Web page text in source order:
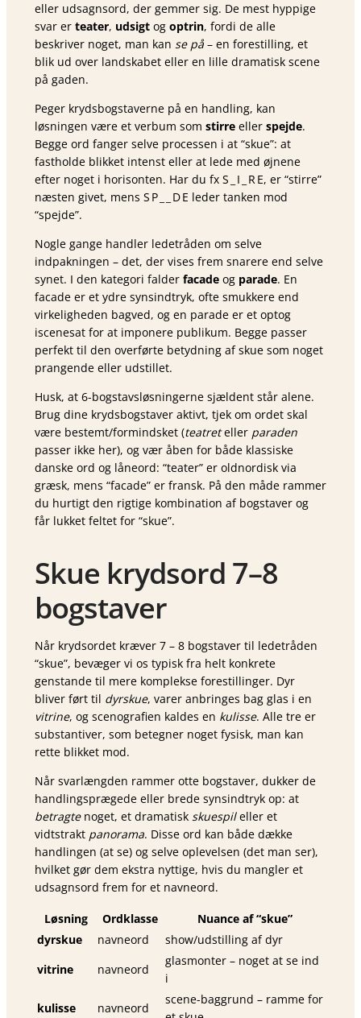
eller udsagnsord, der gemmer sig. De mest hyppige
svar er teater, udsigt og optrin, fordi de alle
beskriver noget, man kan se på – en forestilling, et
blik ud over landskabet eller en lille dramatisk scene
på gaden.
Peger krydsbogstaverne på en handling, kan
løsningen være et verbum som stirre eller spejde.
Begge ord fanger selve processen i at “skue”: at
fastholde blikket intenst eller at lede med øjnene
efter noget i horisonten. Har du fx S _ I _ R E, er “stirre”
næsten givet, mens S P _ _ D E leder tanken mod
“spejde”.
Nogle gange handler ledetråden om selve
indpakningen – det, der vises frem snarere end selve
synet. I den kategori falder facade og parade. En
facade er et ydre synsindtryk, ofte smukkere end
virkeligheden bagved, og en parade er et optog
iscenesat for at imponere publikum. Begge passer
perfekt til den overførte betydning af skue som noget
prangende eller udstillet.
Husk, at 6-bogstavsløsningerne sjældent står alene.
Brug dine krydsbogstaver aktivt, tjek om ordet skal
være bestemt/formindsket (teatreteller paraden
passer ikke her), og vær åben for både klassiske
danske ord og låneord: “teater” er oldnordisk via
græsk, mens “facade” er fransk. På den måde rammer
du hurtigt den rigtige kombination af bogstaver og
får lukket feltet for “skue”.
Skue krydsord 7–8
bogstaver
Når krydsordet kræver 7 – 8 bogstaver til ledetråden
“skue”, bevæger vi os typisk fra helt konkrete
genstande til mere komplekse forestillinger. Dyr
bliver ført til dyrskue, varer anbringes bag glas i en
vitrine, og scenografien kaldes en kulisse. Alle tre er
substantiver, som betegner noget fysisk, man kan
rette blikket mod.
Når svarlængden rammer otte bogstaver, dukker de
handlingsprægede eller brede synsindtryk op: at
betragtenoget, et dramatisk skuespileller et
vidtstrakt panorama. Disse ord kan både dække
handlingen (at se) og selve oplevelsen (det man ser),
hvilket gør dem ekstra nyttige, hvis du mangler et
udsagnsord frem for et navneord.
Løsning Ordklasse
Nuance af “skue”
dyrskue
navneord
show/udstilling af dyr
vitrine
navneord
glasmonter – noget at se ind
i
kulisse
navneord
scene-baggrund – ramme for